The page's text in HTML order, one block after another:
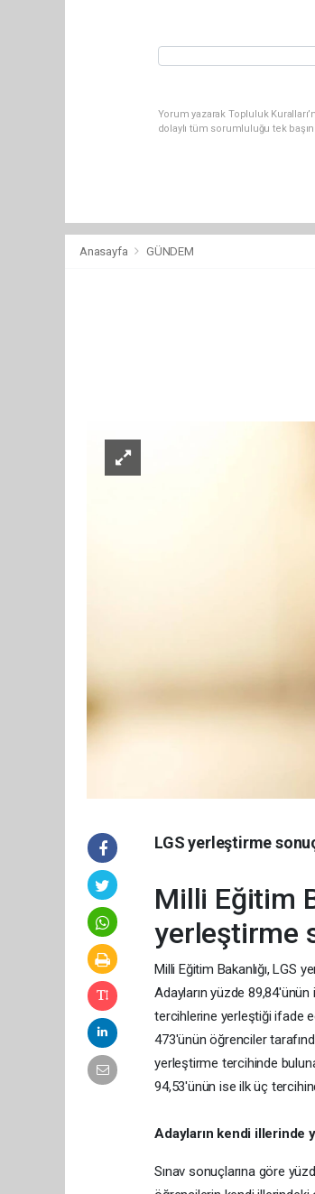
Yorum yazarak Topluluk
dolaylı tüm sorumluluğu tek
Anasayfa GÜNDEM
LGS yerleştirme
Milli Eğitim
yerleştirme
Milli Eğitim Bakanlığı, LGS
Adayların yüzde
tercihlerine yerleştiği ifade
473'ünün öğrenciler
yerleştirme tercihinde
94,53'ünün ise ilk üç
Adayların kendi illerinde
Sınav sonuçlarına göre